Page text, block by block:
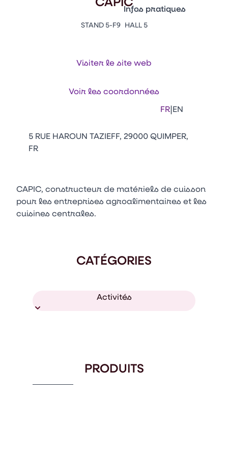
Vitrine Innovations
Emballages
Infos pratiques
Contacts
Appuyez sur Entrée pour
FR|EN
STAND 5-F9 HALL 5
Visiter le site web
Voir les coordonnées
5 RUE HAROUN TAZIEFF, 29000 QUIMPER,
FR
CAPIC, constructeur de matériels de cuisson
pour les entreprises agroalimentaires et les
cuisines centrales.
CATÉGORIES
Activités
PRODUITS